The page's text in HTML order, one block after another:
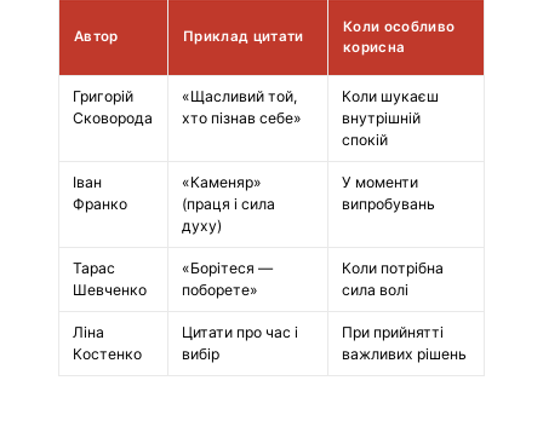
Автор Приклад цитати
Коли особливо
корисна
Григорій
Сковорода
«Щасливий той,
хто пізнав себе»
Коли шукаєш
внутрішній
спокій
Іван
Франко
«Каменяр»
(праця і сила
духу)
У моменти
випробувань
Тарас
Шевченко
«Борітеся —
поборете»
Коли потрібна
сила волі
Ліна
Костенко
Цитати про час і
вибір
При прийнятті
важливих рішень